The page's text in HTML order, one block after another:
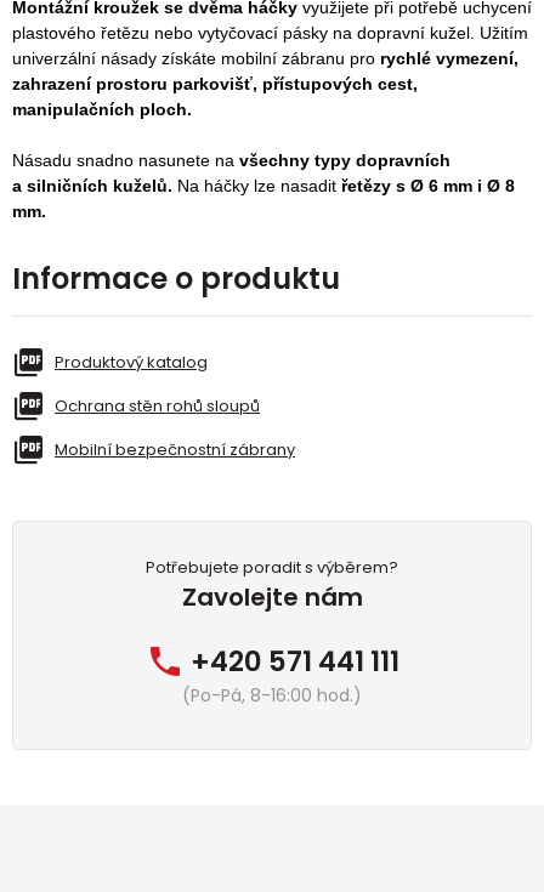
Montážní kroužek se dvěma háčky využijete při potřebě uchycení
plastového řetězu nebo vytyčovací pásky na dopravní kužel. Užitím
univerzální násady získáte mobilní zábranu pro rychlé vymezení,
zahrazení prostoru parkovišť, přístupových cest,
manipulačních ploch.
Násadu snadno nasunete na všechny typy dopravních
a silničních kuželů. Na háčky lze nasadit řetězy s Ø 6 mm i Ø 8
mm.
Informace o produktu
Produktový katalog
Ochrana stěn rohů sloupů
Mobilní bezpečnostní zábrany
Potřebujete poradit s výběrem?
Zavolejte nám
+420 571 441 111
(Po-Pá, 8-16:00 hod.)